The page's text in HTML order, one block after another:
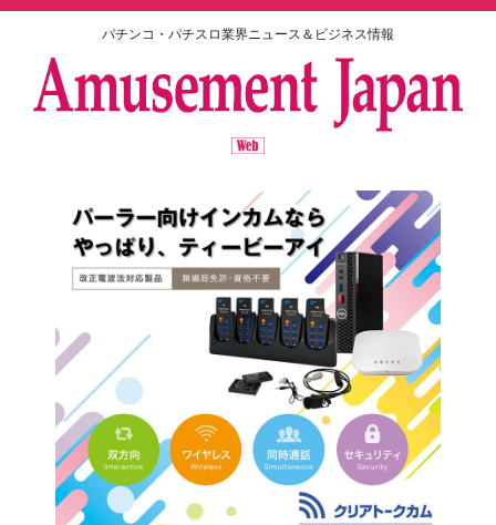
パチンコ・パチスロ業界ニュース＆ビジネス情報